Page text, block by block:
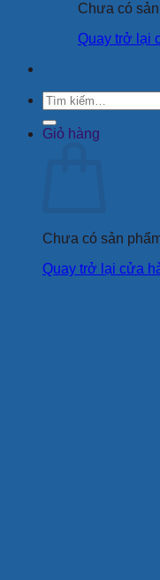
Chưa có
Quay trở lại
Tìm
kiếm:
Giỏ hàng
Chưa có sản
Quay trở lại cửa